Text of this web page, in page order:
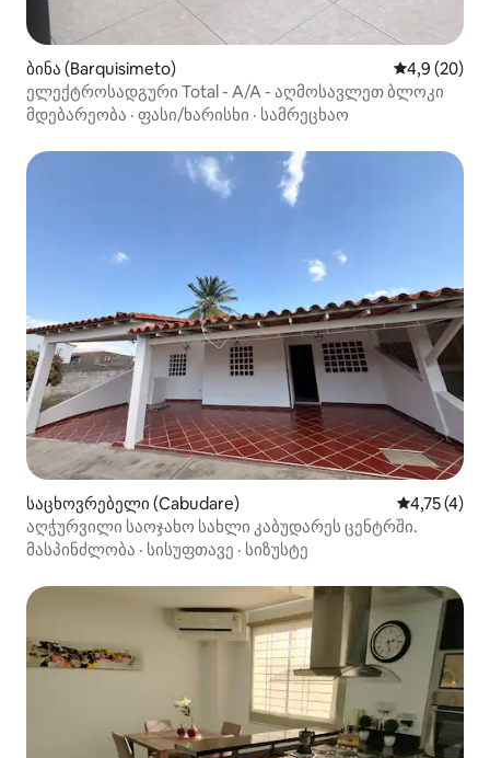
ბინა (Barquisimeto) საშუალო
4,9 (20)
ელექტროსადგური Total - A/A - აღმოსავლეთ ბლოკი
მდებარეობა · ფასი/ხარისხი · სამრეცხაო
საცხოვრებელი (Cabudare) საშუალო
4,75 (4)
აღჭურვილი საოჯახო სახლი კაბუდარეს ცენტრში.
მასპინძლობა · სისუფთავე · სიზუსტე